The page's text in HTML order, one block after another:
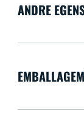
ANDRE